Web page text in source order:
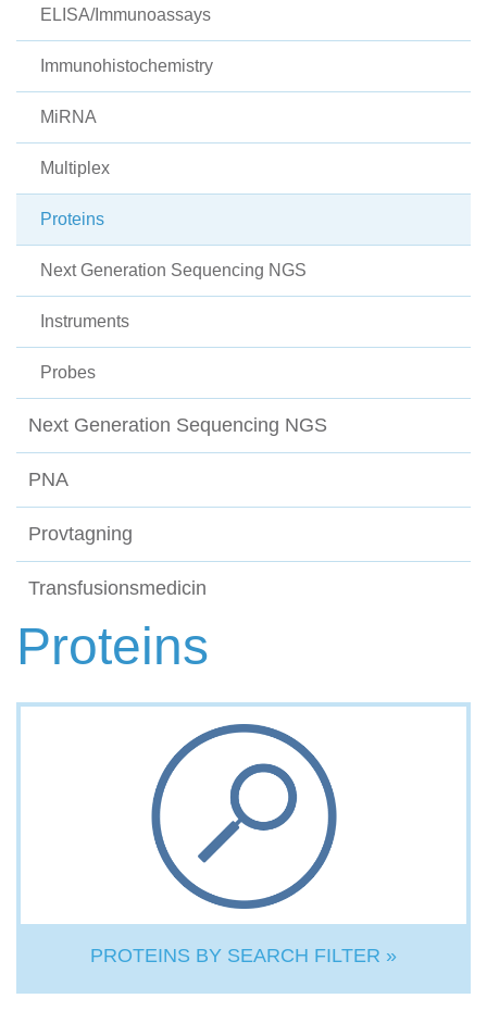
ELISA/Immunoassays
Immunohistochemistry
MiRNA
Multiplex
Proteins
Next Generation Sequencing NGS
Instruments
Probes
Next Generation Sequencing NGS
PNA
Provtagning
Transfusionsmedicin
Proteins
PROTEINS BY SEARCH FILTER »